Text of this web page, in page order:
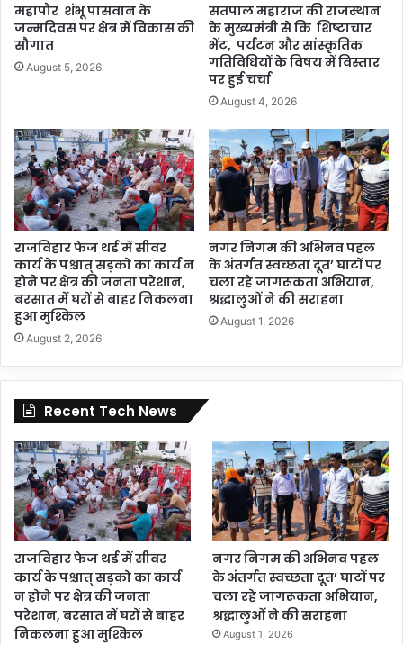
महापौर शंभू पासवान के
जन्मदिवस पर क्षेत्र में विकास की
सौगात
August 5, 2026
सतपाल महाराज की राजस्थान
के मुख्यमंत्री से कि शिष्टाचार
भेंट, पर्यटन और सांस्कृतिक
गतिविधियों के विषय में विस्तार
पर हुई चर्चा
August 4, 2026
राजविहार फेज थर्ड में सीवर
कार्य के पश्चात् सड़को का कार्य न
होने पर क्षेत्र की जनता परेशान,
बरसात में घरों से बाहर निकलना
हुआ मुश्किल
August 2, 2026
नगर निगम की अभिनव पहल
के अंतर्गत स्वच्छता दूत’ घाटों पर
चला रहे जागरूकता अभियान,
श्रद्धालुओं ने की सराहना
August 1, 2026
Recent Tech News
राजविहार फेज थर्ड में सीवर
कार्य के पश्चात् सड़को का कार्य
न होने पर क्षेत्र की जनता
परेशान, बरसात में घरों से बाहर
निकलना हुआ मुश्किल
नगर निगम की अभिनव पहल
के अंतर्गत स्वच्छता दूत’ घाटों पर
चला रहे जागरूकता अभियान,
श्रद्धालुओं ने की सराहना
August 1, 2026